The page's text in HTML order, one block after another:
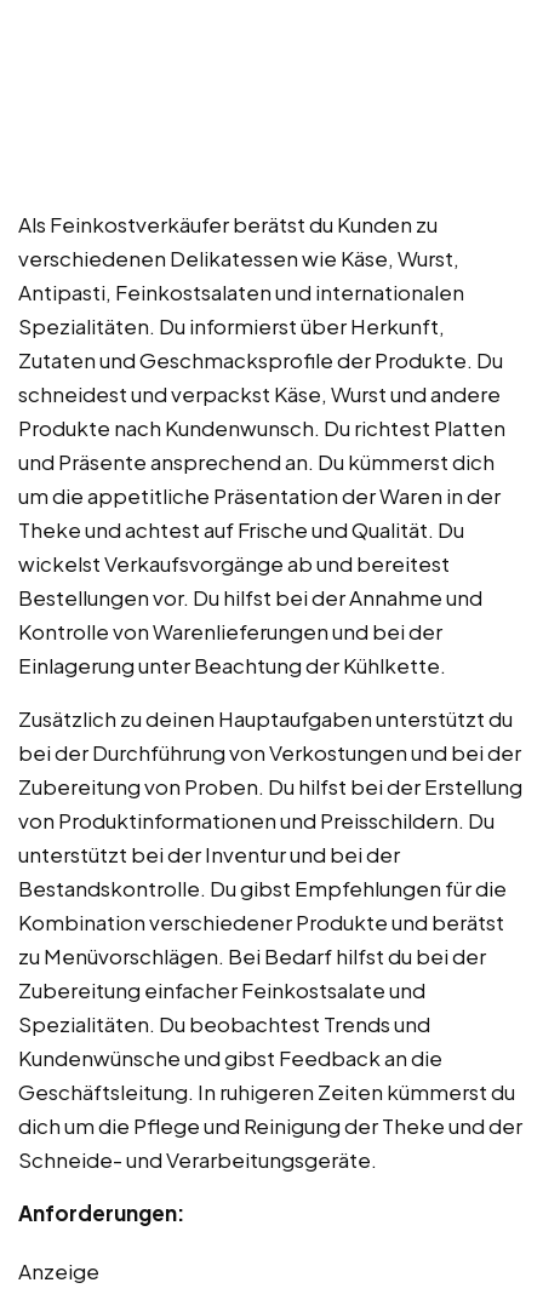
Als Feinkostverkäufer berätst du Kunden zu
verschiedenen Delikatessen wie Käse, Wurst,
Antipasti, Feinkostsalaten und internationalen
Spezialitäten. Du informierst über Herkunft,
Zutaten und Geschmacksprofile der Produkte. Du
schneidest und verpackst Käse, Wurst und andere
Produkte nach Kundenwunsch. Du richtest Platten
und Präsente ansprechend an. Du kümmerst dich
um die appetitliche Präsentation der Waren in der
Theke und achtest auf Frische und Qualität. Du
wickelst Verkaufsvorgänge ab und bereitest
Bestellungen vor. Du hilfst bei der Annahme und
Kontrolle von Warenlieferungen und bei der
Einlagerung unter Beachtung der Kühlkette.
Zusätzlich zu deinen Hauptaufgaben unterstützt du
bei der Durchführung von Verkostungen und bei der
Zubereitung von Proben. Du hilfst bei der Erstellung
von Produktinformationen und Preisschildern. Du
unterstützt bei der Inventur und bei der
Bestandskontrolle. Du gibst Empfehlungen für die
Kombination verschiedener Produkte und berätst
zu Menüvorschlägen. Bei Bedarf hilfst du bei der
Zubereitung einfacher Feinkostsalate und
Spezialitäten. Du beobachtest Trends und
Kundenwünsche und gibst Feedback an die
Geschäftsleitung. In ruhigeren Zeiten kümmerst du
dich um die Pflege und Reinigung der Theke und der
Schneide- und Verarbeitungsgeräte.
Anforderungen:
Anzeige